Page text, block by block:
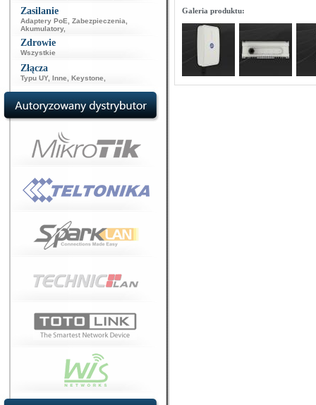
Zasilanie
Adaptery PoE Zabezpieczenia
Akumulatory,
Zdrowie
Wszystkie
Złącza
Typu UY, Inne Keystone
Galeria produktu: